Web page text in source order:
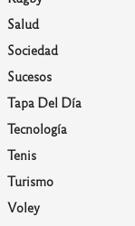
Salud
Sociedad
Sucesos
Tapa Del Día
Tecnología
Tenis
Turismo
Voley